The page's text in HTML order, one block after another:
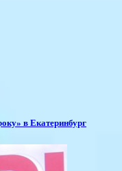
в Екатеринбург